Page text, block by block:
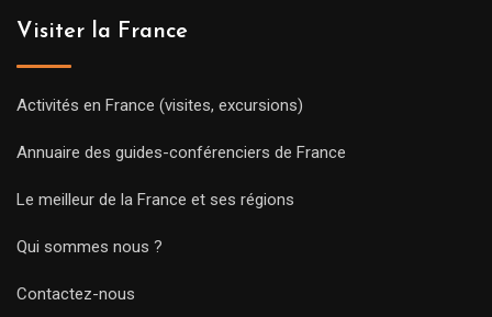
Visiter la France
Activités en France (visites, excursions)
Annuaire des guides-conférenciers de France
Le meilleur de la France et ses régions
Qui sommes nous ?
Contactez-nous